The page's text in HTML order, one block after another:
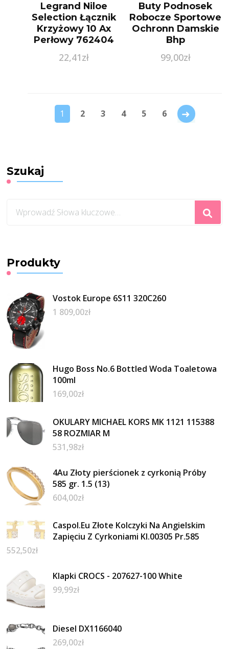
Legrand Niloe
Selection Łącznik
Krzyżowy 10 Ax
Perłowy 762404
22,41zł
Buty Podnosek
Robocze Sportowe
Ochronn Damskie
Bhp
99,00zł
1 2 3 4 5 6
Szukaj
czegoś?
Produkty
Vostok Europe 6S11 320C260
1 809,00zł
Hugo Boss No.6 Bottled Woda Toaletowa
100ml
169,00zł
OKULARY MICHAEL KORS MK 1121 115388
58 ROZMIAR M
531,98zł
4Au Złoty pierścionek z cyrkonią Próby
585 gr. 1.5 (13)
604,00zł
Caspol.Eu Złote Kolczyki Na Angielskim
Zapięciu Z Cyrkoniami Kl.00305 Pr.585
552,50zł
Klapki CROCS - 207627-100 White
99,99zł
Diesel DX1166040
269,00zł